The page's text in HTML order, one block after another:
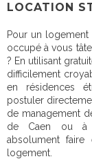
LOCATION
Pour un
occupé à vous
? En utilisant
difficilement
en résidences
postuler
de management
de Caen ou à
absolument
logement.